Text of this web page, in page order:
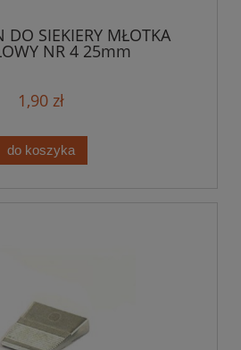
DO SIEKIERY MŁOTKA
NR 4 25mm
1,90 zł
do koszyka